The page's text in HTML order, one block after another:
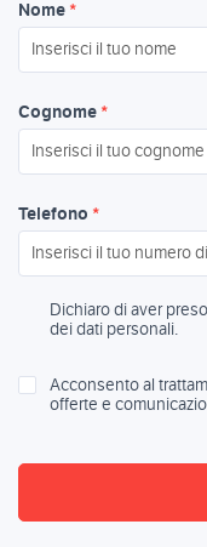
Nome *
Cognome *
Telefono *
Dichiaro di aver
dei dati personali.
Acconsento al
offerte e